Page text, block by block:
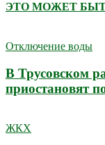
ЭТО МОЖЕТ
Отключение воды
В Трусовском
приостановят
ЖКХ